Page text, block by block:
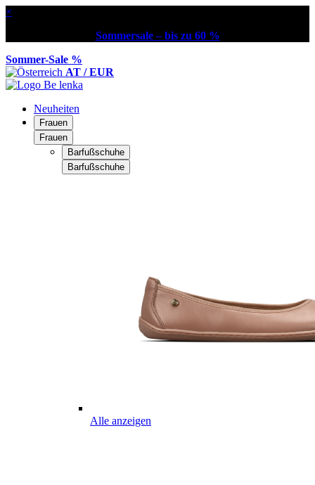
×
Sommersale – bis zu 60 %
Sommer-Sale %
AT / EUR
Neuheiten
Frauen
Frauen
Barfußschuhe
Barfußschuhe
Alle anzeigen